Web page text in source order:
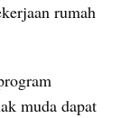
rumah
muda dapat